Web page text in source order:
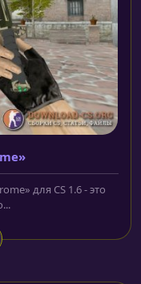
для CS 1.6 - это